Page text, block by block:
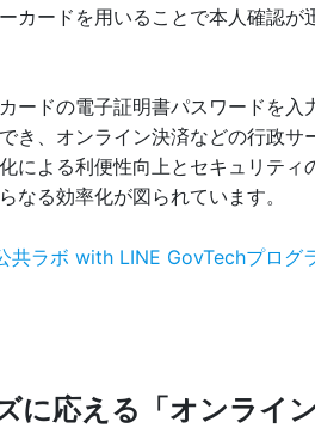
カードを用いることで本人確認
ードの電子証明書パスワードを
き、オンライン決済などの行政
による利便性向上とセキュリテ
なる効率化が図られています​​。
共ラボ with LINE GovTechプログ
応える「オンライン